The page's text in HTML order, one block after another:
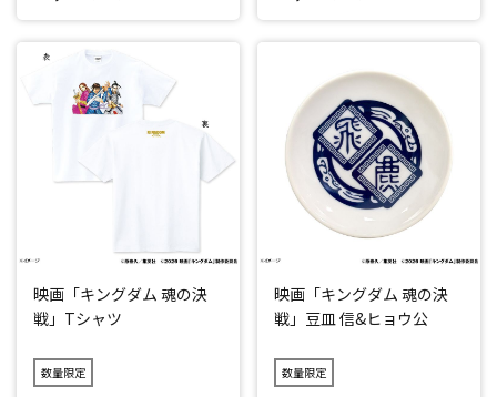
映画「キングダム 魂の決
戦」Tシャツ
数量限定
映画「キングダム 魂の決
戦」豆皿 信&ヒョウ公
数量限定